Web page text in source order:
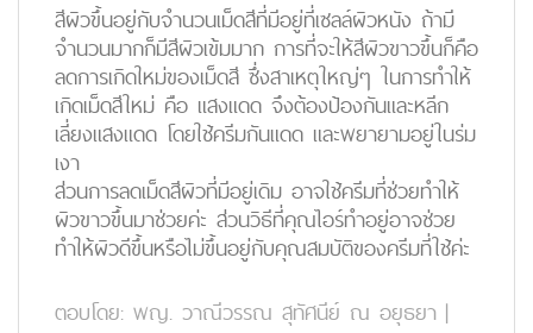
สีผิวขึ้นอยู่กับจำนวนเม็ดสีที่มีอยู่ที่เซลล์ผิวหนัง ถ้ามี
จำนวนมากก็มีสีผิวเข้มมาก การที่จะให้สีผิวขาวขึ้นก็คือ
ลดการเกิดใหม่ของเม็ดสี ซึ่งสาเหตุใหญ่ๆ ในการทำให้
เกิดเม็ดสีใหม่ คือ แสงแดด จึงต้องป้องกันและหลีก
เลี่ยงแสงแดด โดยใช้ครีมกันแดด และพยายามอยู่ในร่ม
เงา
ส่วนการลดเม็ดสีผิวที่มีอยู่เดิม อาจใช้ครีมที่ช่วยทำให้
ผิวขาวขึ้นมาช่วยค่ะ ส่วนวิธีที่คุณไอร์ทำอยู่อาจช่วย
ทำให้ผิวดีขึ้นหรือไม่ขึ้นอยู่กับคุณสมบัติของครีมที่ใช้ค่ะ
ตอบโดย: พญ. วาณีวรรณ สุทัศนีย์ ณ อยุธยา |